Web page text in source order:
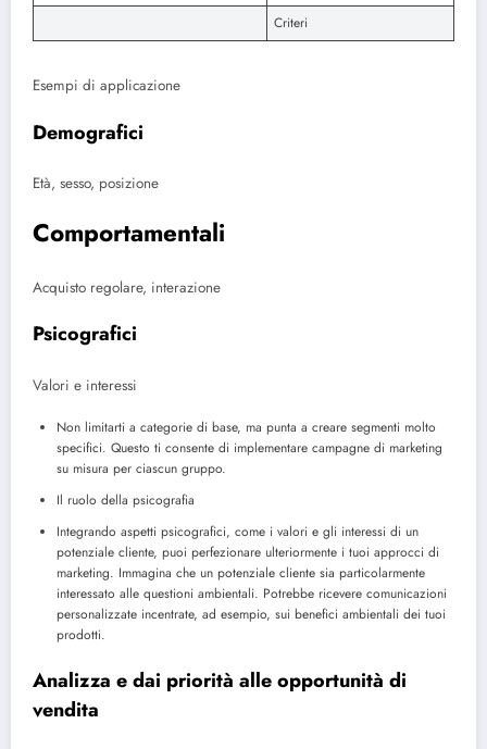
Criteri
Esempi di applicazione
Demografici
Età, sesso, posizione
Comportamentali
Acquisto regolare, interazione
Psicografici
Valori e interessi
Non limitarti a categorie di base, ma punta a creare segmenti molto
specifici. Questo ti consente di implementare campagne di marketing
su misura per ciascun gruppo.
Il ruolo della psicografia
Integrando aspetti psicografici, come i valori e gli interessi di un
potenziale cliente, puoi perfezionare ulteriormente i tuoi approcci di
marketing. Immagina che un potenziale cliente sia particolarmente
interessato alle questioni ambientali. Potrebbe ricevere comunicazioni
personalizzate incentrate, ad esempio, sui benefici ambientali dei tuoi
prodotti.
Analizza e dai priorità alle opportunità di
vendita